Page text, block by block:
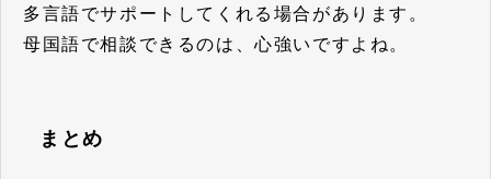
多言語でサポートしてくれる場合があります。
母国語で相談できるのは、心強いですよね。
まとめ